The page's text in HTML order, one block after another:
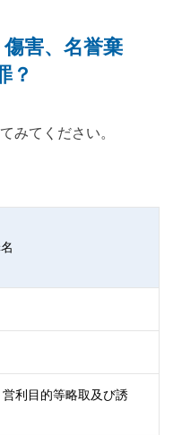
傷害、名誉棄
？
みてください。
利目的等略取及び誘